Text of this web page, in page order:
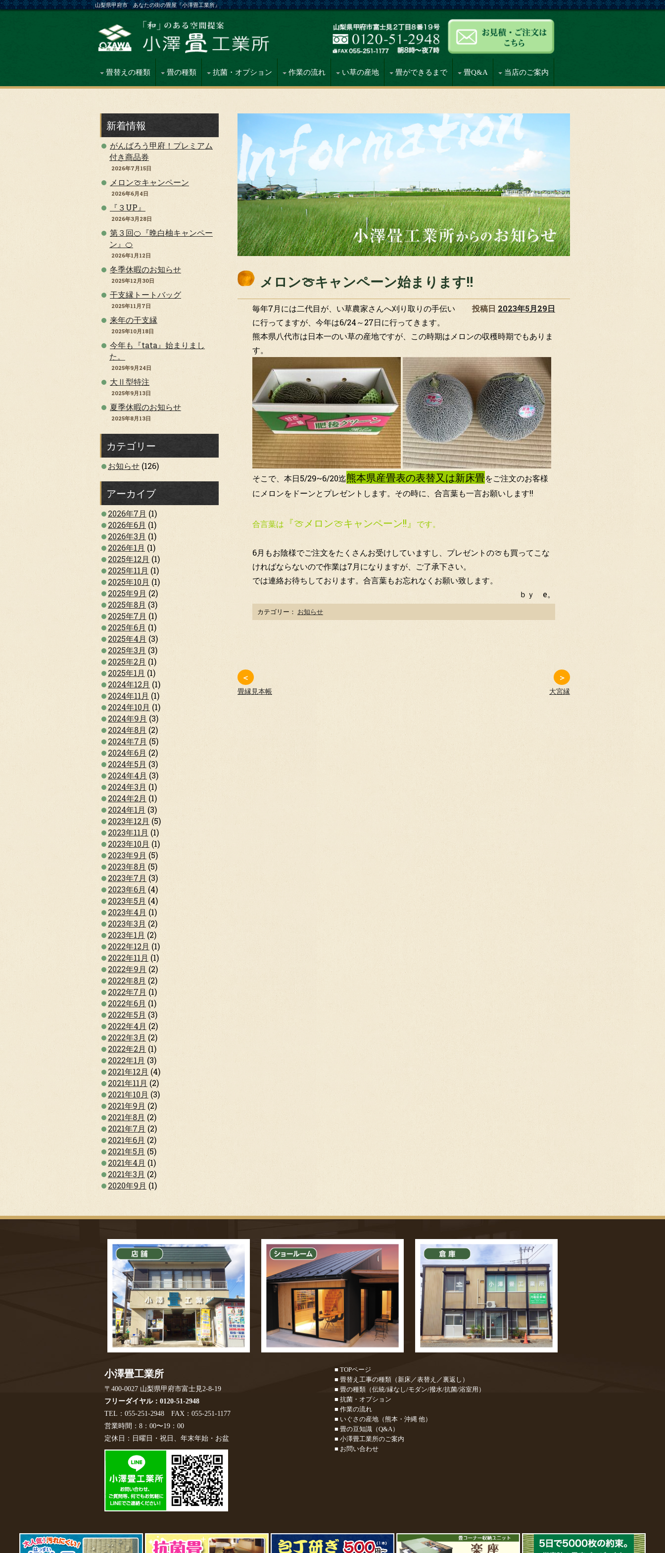
山梨県甲府市 あなたの街の畳屋『小澤畳工業所』
畳替えの種類 畳の種類 抗菌・オプション 作業の流れ い草の産地 畳ができるまで 畳Q&A 当店のご案内
メロン🍈キャンペーン始まります!!
投稿日 2023年5月29日
毎年7月には二代目が、い草農家さんへ刈り取りの手伝い
に行ってますが、今年は6/24～27日に行ってきます。
熊本県八代市は日本一のい草の産地ですが、この時期はメロンの収穫時期でもありま
す。
そこで、本日5/29~6/20迄熊本県産畳表の表替又は新床畳をご注文のお客様
にメロンをドーンとプレゼントします。その時に、合言葉も一言お願いします!!
合言葉は 『🍈メロン🍈キャンペーン!!』 です。
6月もお陰様でご注文をたくさんお受けしていますし、プレゼントの🍈も買ってこな
ければならないので作業は7月になりますが、ご了承下さい。
では連絡お待ちしております。合言葉もお忘れなくお願い致します。
ｂｙ e。
カテゴリー： お知らせ
＜
畳縁見本帳
＞
大宮縁
新着情報
がんばろう甲府！プレミアム
付き商品券
2026年7月15日
メロン🍈キャンペーン
2026年6月4日
『３UP』
2026年3月28日
第３回🍊『晩白柚キャンペー
ン』🍊
2026年1月12日
冬季休暇のお知らせ
2025年12月30日
干支縁トートバッグ
2025年11月7日
来年の干支縁
2025年10月18日
今年も『tata』始まりまし
た。
2025年9月24日
大Ⅱ型特注
2025年9月13日
夏季休暇のお知らせ
2025年8月13日
カテゴリー
お知らせ (126)
アーカイブ
2026年7月 (1)
2026年6月 (1)
2026年3月 (1)
2026年1月 (1)
2025年12月 (1)
2025年11月 (1)
2025年10月 (1)
2025年9月 (2)
2025年8月 (3)
2025年7月 (1)
2025年6月 (1)
2025年4月 (3)
2025年3月 (3)
2025年2月 (1)
2025年1月 (1)
2024年12月 (1)
2024年11月 (1)
2024年10月 (1)
2024年9月 (3)
2024年8月 (2)
2024年7月 (5)
2024年6月 (2)
2024年5月 (3)
2024年4月 (3)
2024年3月 (1)
2024年2月 (1)
2024年1月 (3)
2023年12月 (5)
2023年11月 (1)
2023年10月 (1)
2023年9月 (5)
2023年8月 (5)
2023年7月 (3)
2023年6月 (4)
2023年5月 (4)
2023年4月 (1)
2023年3月 (2)
2023年1月 (2)
2022年12月 (1)
2022年11月 (1)
2022年9月 (2)
2022年8月 (2)
2022年7月 (1)
2022年6月 (1)
2022年5月 (3)
2022年4月 (2)
2022年3月 (2)
2022年2月 (1)
2022年1月 (3)
2021年12月 (4)
2021年11月 (2)
2021年10月 (3)
2021年9月 (2)
2021年8月 (2)
2021年7月 (2)
2021年6月 (2)
2021年5月 (5)
2021年4月 (1)
2021年3月 (2)
2020年9月 (1)
小澤畳工業所
〒400-0027 山梨県甲府市富士見2-8-19
フリーダイヤル：0120-51-2948
TEL：055-251-2948FAX：055-251-1177
営業時間：8：00〜19：00
定休日：日曜日・祝日、年末年始・お盆
■ TOPページ
■ 畳替え工事の種類（新床／表替え／裏返し）
■ 畳の種類（伝統/縁なし/モダン/撥水/抗菌/浴室用）
■ 抗菌・オプション
■ 作業の流れ
■ いぐさの産地（熊本・沖縄 他）
■ 畳の豆知識（Q&A）
■ 小澤畳工業所のご案内
■ お問い合わせ